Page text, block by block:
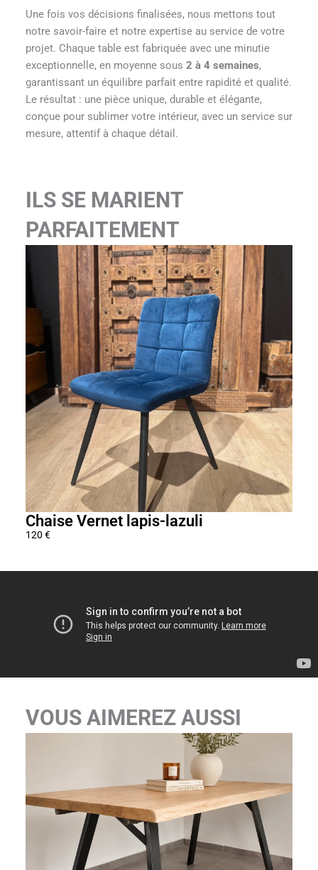
Une fois vos décisions finalisées, nous mettons tout
notre savoir-faire et notre expertise au service de votre
projet. Chaque table est fabriquée avec une minutie
exceptionnelle, en moyenne sous 2 à 4 semaines,
garantissant un équilibre parfait entre rapidité et qualité.
Le résultat : une pièce unique, durable et élégante,
conçue pour sublimer votre intérieur, avec un service sur
mesure, attentif à chaque détail.
ILS SE MARIENT
PARFAITEMENT
Chaise Vernet lapis-lazuli
120 €
VOUS AIMEREZ AUSSI